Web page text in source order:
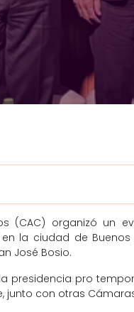
(CAC) organizó un
la ciudad de
José Bosio.
presidencia pro
junto con otras